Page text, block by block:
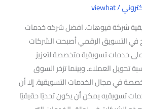
/
viewhat
شركة فيوهات. افضل شركه خدمات
في التسويق الرقمي أصبحت الشركات
خدمات تسويقية متخصصة لتعزيز
تحويل العملاء. وبينما تزخر السوق
في مجال الخدمات التسويقية. إلا أن
تسويقيه يمكن أن يكون تحديًا حقيقيًا